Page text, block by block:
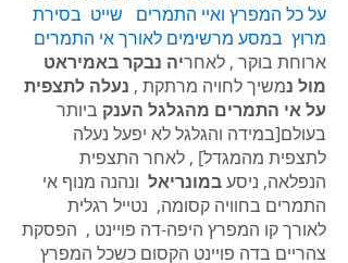
על כל המפרץ ואיי התמרים שייט בסירת
מרוץ במסע מרשימים לאורך אי התמרים
ארוחת בוקר , לאחריה נבקר באמיראט
מול נמשיך לחויה מרתקת , נעלה לתצפית
על אי התמרים מהגלגל הענק ביותר
בעולם[במידה והגלגל לא יפעל נעלה
לתצפית מהמגדל] , לאחר התצפית
הנפלאה, ניסעבמונריאל ונהנה מנוף אי
התמרים בחוויה קסומה, נטייל רגלית
לאורך קו המפרץ היפה-דה פויינט , הפסקת
צהריים בדה פויינט הקסום כשכל המפרץ